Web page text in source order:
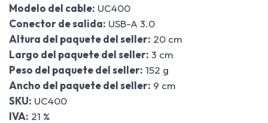
Modelo del cable: UC400
Conector de salida: USB-A 3.0
Altura del paquete del seller: 20 cm
Largo del paquete del seller: 3 cm
Peso del paquete del seller: 152 g
Ancho del paquete del seller: 9 cm
SKU: UC400
IVA: 21 %